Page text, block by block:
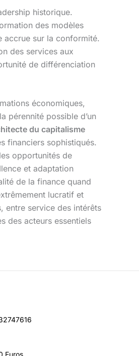
historique.
des modèles
accrue sur la conformité.
des services aux
de différenciation
économiques,
pérennité possible d’un
du capitalisme
financiers sophistiqués.
opportunités de
et adaptation
de la finance quand
lucratif et
entre service des intérêts
des acteurs essentiels